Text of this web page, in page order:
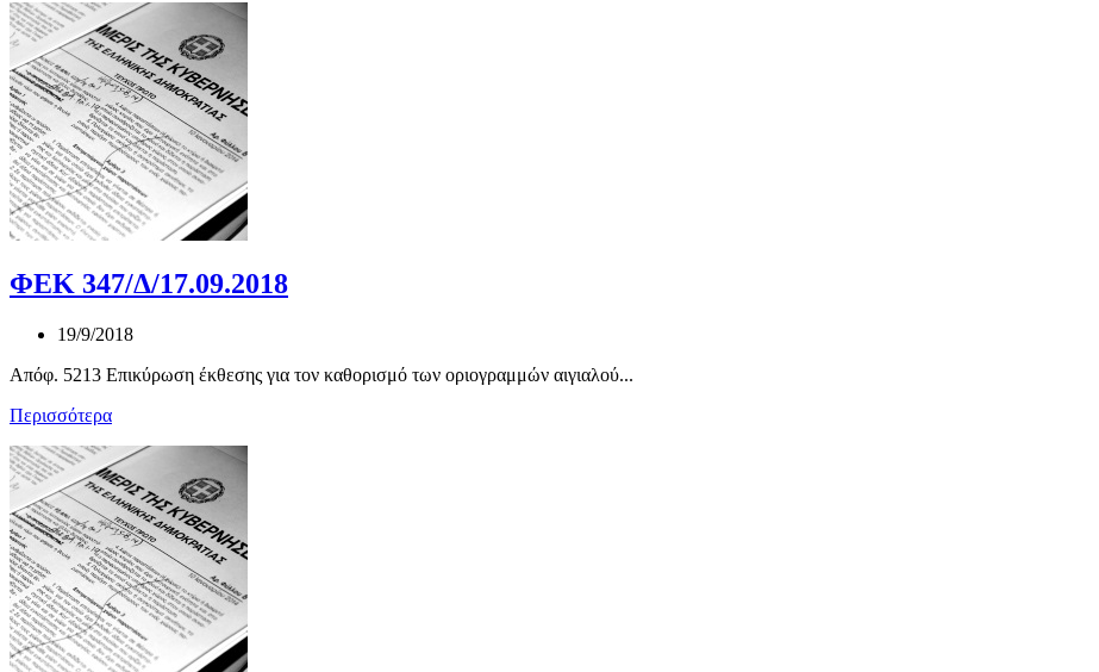
ΦΕΚ 347/Δ/17.09.2018
19/9/2018
Απόφ. 5213 Επικύρωση έκθεσης για τον καθορισμό των οριογραμμών αιγιαλού...
Περισσότερα